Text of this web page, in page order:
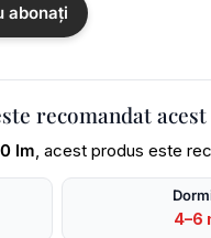
abonați
recomandat
lm , acest produs este
4–6